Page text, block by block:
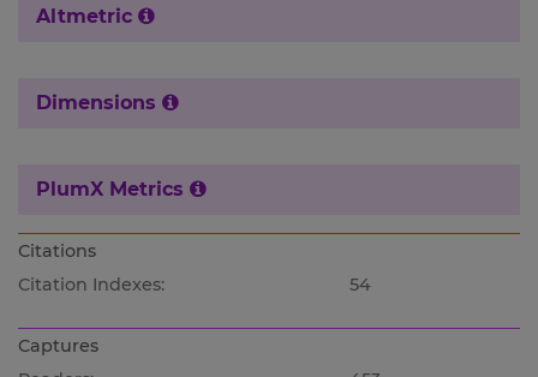
Altmetric
Dimensions
PlumX Metrics
Citations
Citation Indexes:
54
Captures